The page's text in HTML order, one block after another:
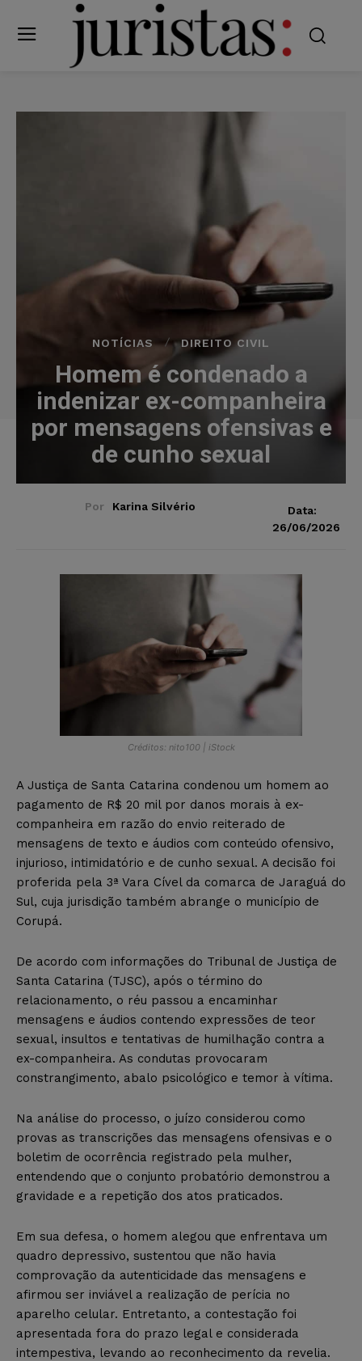
NOTÍCIAS DIREITO CIVIL
Homem é condenado a
indenizar ex-companheira
por mensagens ofensivas e
de cunho sexual
Por Karina Silvério
Data:
26/06/2026
Créditos: nito100 | iStock
A Justiça de Santa Catarina condenou um homem ao
pagamento de R$ 20 mil por danos morais à ex-
companheira em razão do envio reiterado de
mensagens de texto e áudios com conteúdo ofensivo,
injurioso, intimidatório e de cunho sexual. A decisão foi
proferida pela 3ª Vara Cível da comarca de Jaraguá do
Sul, cuja jurisdição também abrange o município de
Corupá.
De acordo com informações do Tribunal de Justiça de
Santa Catarina (TJSC), após o término do
relacionamento, o réu passou a encaminhar
mensagens e áudios contendo expressões de teor
sexual, insultos e tentativas de humilhação contra a
ex-companheira. As condutas provocaram
constrangimento, abalo psicológico e temor à vítima.
Na análise do processo, o juízo considerou como
provas as transcrições das mensagens ofensivas e o
boletim de ocorrência registrado pela mulher,
entendendo que o conjunto probatório demonstrou a
gravidade e a repetição dos atos praticados.
Em sua defesa, o homem alegou que enfrentava um
quadro depressivo, sustentou que não havia
comprovação da autenticidade das mensagens e
afirmou ser inviável a realização de perícia no
aparelho celular. Entretanto, a contestação foi
apresentada fora do prazo legal e considerada
intempestiva, levando ao reconhecimento da revelia.